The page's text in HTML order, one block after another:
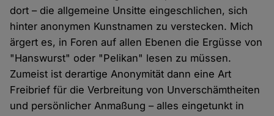
dort – die allgemeine Unsitte eingeschlichen, sich
hinter anonymen Kunstnamen zu verstecken. Mich
ärgert es, in Foren auf allen Ebenen die Ergüsse von
"Hanswurst" oder "Pelikan" lesen zu müssen.
Zumeist ist derartige Anonymität dann eine Art
Freibrief für die Verbreitung von Unverschämtheiten
und persönlicher Anmaßung – alles eingetunkt in